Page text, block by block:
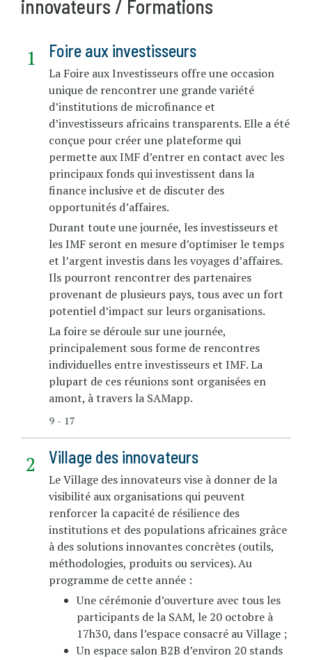
innovateurs / Formations
Foire aux investisseurs
La Foire aux Investisseurs offre une occasion
unique de rencontrer une grande variété
d’institutions de microfinance et
d’investisseurs africains transparents. Elle a été
conçue pour créer une plateforme qui
permette aux IMF d’entrer en contact avec les
principaux fonds qui investissent dans la
finance inclusive et de discuter des
opportunités d’affaires.
Durant toute une journée, les investisseurs et
les IMF seront en mesure d’optimiser le temps
et l’argent investis dans les voyages d’affaires.
Ils pourront rencontrer des partenaires
provenant de plusieurs pays, tous avec un fort
potentiel d’impact sur leurs organisations.
La foire se déroule sur une journée,
principalement sous forme de rencontres
individuelles entre investisseurs et IMF. La
plupart de ces réunions sont organisées en
amont, à travers la SAMapp.
9 - 17
Village des innovateurs
Le Village des innovateurs vise à donner de la
visibilité aux organisations qui peuvent
renforcer la capacité de résilience des
institutions et des populations africaines grâce
à des solutions innovantes concrètes (outils,
méthodologies, produits ou services). Au
programme de cette année :
Une cérémonie d’ouverture avec tous les
participants de la SAM, le 20 octobre à
17h30, dans l’espace consacré au Village ;
Un espace salon B2B d’environ 20 stands